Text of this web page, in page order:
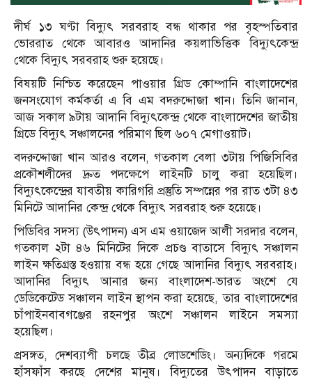
দীর্ঘ ১৩ ঘণ্টা বিদ্যুৎ সরবরাহ বন্ধ থাকার পর বৃহস্পতিবার
ভোররাত থেকে আবারও আদানির কয়লাভিত্তিক বিদ্যুৎকেন্দ্র
থেকে বিদ্যুৎ সরবরাহ শুরু হয়েছে।
বিষয়টি নিশ্চিত করেছেন পাওয়ার গ্রিড কোম্পানি বাংলাদেশের
জনসংযোগ কর্মকর্তা এ বি এম বদরুদ্দোজা খান। তিনি জানান,
আজ সকাল ৯টায় আদানি বিদ্যুৎকেন্দ্র থেকে বাংলাদেশের জাতীয়
গ্রিডে বিদ্যুৎ সঞ্চালনের পরিমাণ ছিল ৬০৭ মেগাওয়াট।
বদরুদ্দোজা খান আরও বলেন, গতকাল বেলা ৩টায় পিজিসিবির
প্রকৌশলীদের দ্রুত পদক্ষেপে লাইনটি চালু করা হয়েছিল।
বিদ্যুৎকেন্দ্রের যাবতীয় কারিগরি প্রস্তুতি সম্পন্নের পর রাত ৩টা ৪৩
মিনিটে আদানির কেন্দ্র থেকে বিদ্যুৎ সরবরাহ শুরু হয়েছে।
পিডিবির সদস্য (উৎপাদন) এস এম ওয়াজেদ আলী সরদার বলেন,
গতকাল ২টা ৪৬ মিনিটের দিকে প্রচণ্ড বাতাসে বিদ্যুৎ সঞ্চালন
লাইন ক্ষতিগ্রস্ত হওয়ায় বন্ধ হয়ে গেছে আদানির বিদ্যুৎ সরবরাহ।
আদানির বিদ্যুৎ আনার জন্য বাংলাদেশ-ভারত অংশে যে
ডেডিকেটেড সঞ্চালন লাইন স্থাপন করা হয়েছে, তার বাংলাদেশের
চাঁপাইনবাবগঞ্জের রহনপুর অংশে সঞ্চালন লাইনে সমস্যা
হয়েছিল।
প্রসঙ্গত, দেশব্যাপী চলছে তীব্র লোডশেডিং। অন্যদিকে গরমে
হাঁসফাঁস করছে দেশের মানুষ। বিদ্যুতের উৎপাদন বাড়াতে